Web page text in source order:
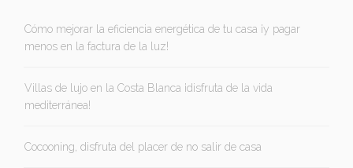
Cómo mejorar la eficiencia energética de tu casa ¡y pagar
menos en la factura de la luz!
Villas de lujo en la Costa Blanca ¡disfruta de la vida
mediterránea!
Cocooning, disfruta del placer de no salir de casa